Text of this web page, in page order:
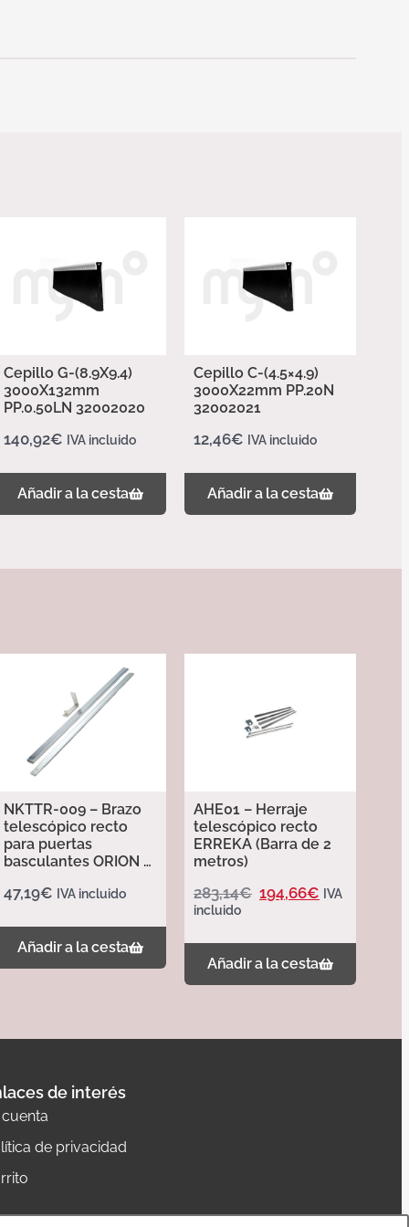
Cepillo G-(8.9X9.4)
3000X132mm
PP.0.50LN 32002020
140,92€ IVA incluido
Añadir a la cesta
Cepillo C-(4.5×4.9)
3000X22mm PP.20N
32002021
12,46€ IVA incluido
Añadir a la cesta
NKTTR-009 – Brazo
telescópico recto
para puertas
basculantes ORION –
47,19€ IVA incluido
Añadir a la cesta
AHE01 – Herraje
telescópico recto
ERREKA (Barra de 2
metros)
283,14€ 194,66€ IVA
incluido
Añadir a la cesta
de interés
cuenta
de privacidad